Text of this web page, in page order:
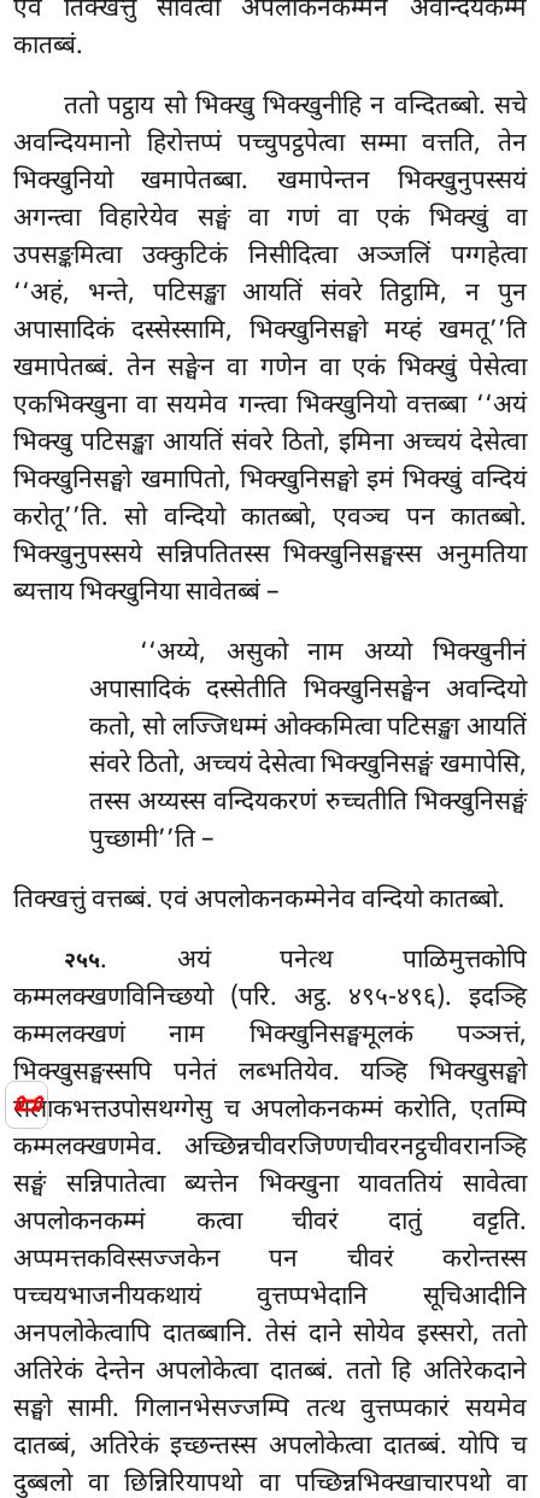
📜
एवं तिक्खत्तुं सावेत्वा अपलोकनकम्मेन अवन्दियकम्मं
कातब्बं.
ततो पट्ठाय सो भिक्खु भिक्खुनीहि न वन्दितब्बो. सचे
अवन्दियमानो हिरोत्तप्पं पच्चुपट्ठपेत्वा सम्मा वत्तति, तेन
भिक्खुनियो खमापेतब्बा. खमापेन्तन भिक्खुनुपस्सयं
अगन्त्वा विहारेयेव सङ्घं वा गणं वा एकं भिक्खुं वा
उपसङ्कमित्वा उक्कुटिकं निसीदित्वा अञ्जलिं पग्गहेत्वा
‘‘अहं, भन्ते, पटिसङ्खा आयतिं संवरे तिट्ठामि, न पुन
अपासादिकं दस्सेस्सामि, भिक्खुनिसङ्घो मय्हं खमतू’’ति
खमापेतब्बं. तेन सङ्घेन वा गणेन वा एकं भिक्खुं पेसेत्वा
एकभिक्खुना वा सयमेव गन्त्वा भिक्खुनियो वत्तब्बा ‘‘अयं
भिक्खु पटिसङ्खा आयतिं संवरेठितो, इमिना अच्चयं देसेत्वा
भिक्खुनिसङ्घो खमापितो, भिक्खुनिसङ्घो इमं भिक्खुं वन्दियं
करोतू’’ति. सो वन्दियो कातब्बो, एवञ्च पन कातब्बो.
भिक्खुनुपस्सये सन्निपतितस्स भिक्खुनिसङ्घस्स अनुमतिया
ब्यत्ताय भिक्खुनिया सावेतब्बं –
‘‘अय्ये, असुको नाम अय्यो भिक्खुनीनं
अपासादिकं दस्सेतीति भिक्खुनिसङ्घेन अवन्दियो
कतो, सो लज्जिधम्मं ओक्कमित्वा पटिसङ्खा आयतिं
संवरे ठितो, अच्चयं देसेत्वा भिक्खुनिसङ्घं खमापेसि,
तस्स अय्यस्स वन्दियकरणं रुच्चतीति भिक्खुनिसङ्घं
पुच्छामी’’ति –
तिक्खत्तुंवत्तब्बं. एवं अपलोकनकम्मेनेव वन्दियो कातब्बो.
२५५. अयं पनेत्थ पाळिमुत्तकोपि
कम्मलक्खणविनिच्छयो (परि. अट्ठ. ४९५-४९६). इदञ्हि
कम्मलक्खणं नाम भिक्खुनिसङ्घमूलकं पञ्ञत्तं,
भिक्खुसङ्घस्सपि पनेतं लब्भतियेव. यञ्हि भिक्खुसङ्घो
सलाकभत्तउपोसथग्गेसु च अपलोकनकम्मं करोति, एतम्पि
कम्मलक्खणमेव. अच्छिन्नचीवरजिण्णचीवरनट्ठचीवरानञ्हि
सङ्घं सन्निपातेत्वा ब्यत्तेन भिक्खुना यावततियं सावेत्वा
अपलोकनकम्मं कत्वा चीवरं दातुं वट्टति.
अप्पमत्तकविस्सज्जकेन पन चीवरं करोन्तस्स
पच्चयभाजनीयकथायं वुत्तप्पभेदानि सूचिआदीनि
अनपलोकेत्वापि दातब्बानि. तेसं दाने सोयेव इस्सरो, ततो
अतिरेकं देन्तेन अपलोकेत्वा दातब्बं. ततो हि अतिरेकदाने
सङ्घो सामी. गिलानभेसज्जम्पि तत्थ वुत्तप्पकारं सयमेव
दातब्बं, अतिरेकं इच्छन्तस्स अपलोकेत्वा दातब्बं. योपि च
दुब्बलो वा छिन्निरियापथो वा पच्छिन्नभिक्खाचारपथो वा